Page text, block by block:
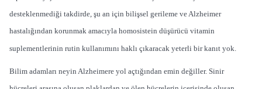
desteklenmediği takdirde, şu an için bilişsel gerileme ve Alzheimer
hastalığından korunmak amacıyla homosistein düşürücü vitamin
suplementlerinin rutin kullanımını haklı çıkaracak yeterli bir kanıt yok.
Bilim adamları neyin Alzheimere yol açtığından emin değiller. Sinir